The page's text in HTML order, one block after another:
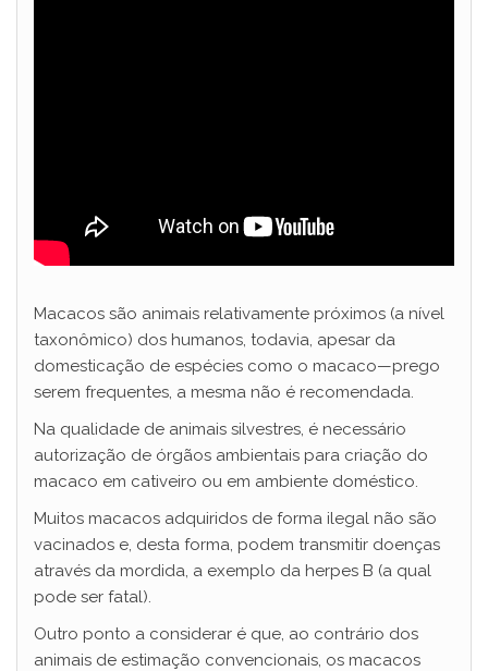
Macacos são animais relativamente próximos (a nível
taxonômico) dos humanos, todavia, apesar da
domesticação de espécies como o macaco—prego
serem frequentes, a mesma não é recomendada.
Na qualidade de animais silvestres, é necessário
autorização de órgãos ambientais para criação do
macaco em cativeiro ou em ambiente doméstico.
Muitos macacos adquiridos de forma ilegal não são
vacinados e, desta forma, podem transmitir doenças
através da mordida, a exemplo da herpes B (a qual
pode ser fatal).
Outro ponto a considerar é que, ao contrário dos
animais de estimação convencionais, os macacos